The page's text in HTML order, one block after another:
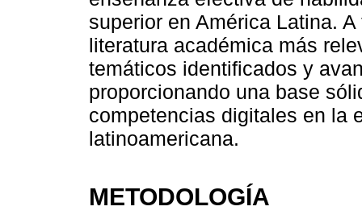
superior en América Latina.
literatura académica más
temáticos identificados y
proporcionando una base
competencias digitales en la
latinoamericana.
METODOLOGÍA